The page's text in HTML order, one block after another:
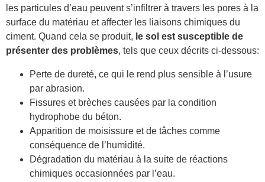
les particules d’eau peuvent s’infiltrer à travers les pores à la
surface du matériau et affecter les liaisons chimiques du
ciment. Quand cela se produit, le sol est susceptible de
présenter des problèmes, tels que ceux décrits ci-dessous:
Perte de dureté, ce qui le rend plus sensible à l’usure
par abrasion.
Fissures et brèches causées par la condition
hydrophobe du béton.
Apparition de moisissure et de tâches comme
conséquence de l’humidité.
Dégradation du matériau à la suite de réactions
chimiques occasionnées par l’eau.